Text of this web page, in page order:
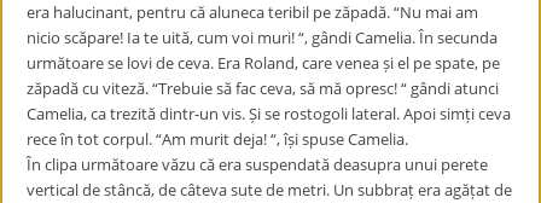
era halucinant, pentru că aluneca teribil pe zăpadă. “Nu mai am
nicio scăpare! Ia te uită, cum voi muri! “, gândi Camelia. În secunda
următoare se lovi de ceva. Era Roland, care venea și el pe spate, pe
zăpadă cu viteză. “Trebuie să fac ceva, să mă opresc! “ gândi atunci
Camelia, ca trezită dintr-un vis. Și se rostogoli lateral. Apoi simți ceva
rece în tot corpul. “Am murit deja! “, își spuse Camelia.
În clipa următoare văzu că era suspendată deasupra unui perete
vertical de stâncă, de câteva sute de metri. Un subbraț era agățat de